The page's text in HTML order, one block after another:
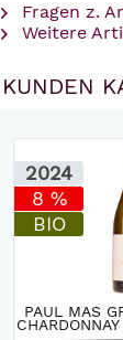
Fragen z.
Weitere
KUNDEN
2024
8 %
BIO
PAUL MAS